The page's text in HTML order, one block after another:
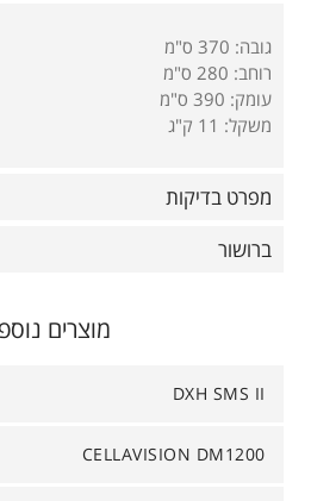
גובה: 370 ס"מ
רוחב: 280 ס"מ
עומק: 390 ס"מ
משקל: 11 ק"ג
מפרט בדיקות
ברושור
מוצרים
DXH SMS II
CELLAVISION DM1200